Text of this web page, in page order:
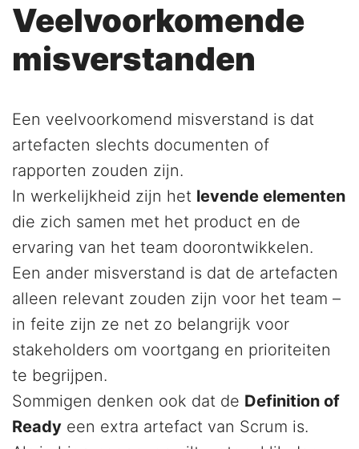
Veelvoorkomende
misverstanden
Een veelvoorkomend misverstand is dat
artefacten slechts documenten of
rapporten zouden zijn.
In werkelijkheid zijn het levende elementen
die zich samen met het product en de
ervaring van het team doorontwikkelen.
Een ander misverstand is dat de artefacten
alleen relevant zouden zijn voor het team –
in feite zijn ze net zo belangrijk voor
stakeholders om voortgang en prioriteiten
te begrijpen.
Sommigen denken ook dat de Definition of
Ready een extra artefact van Scrum is.